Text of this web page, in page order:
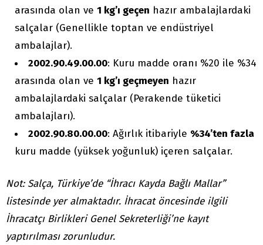
arasında olan ve 1 kg’ı geçen hazır ambalajlardaki
salçalar (Genellikle toptan ve endüstriyel
ambalajlar).
2002.90.49.00.00: Kuru madde oranı %20 ile %34
arasında olan ve 1 kg’ı geçmeyen hazır
ambalajlardaki salçalar (Perakende tüketici
ambalajları).
2002.90.80.00.00: Ağırlık itibariyle %34’ten fazla
kuru madde (yüksek yoğunluk) içeren salçalar.
Not: Salça, Türkiye’de “İhracı Kayda Bağlı Mallar”
listesinde yer almaktadır. İhracat öncesinde ilgili
İhracatçı Birlikleri Genel Sekreterliği’ne kayıt
yaptırılması zorunludur.